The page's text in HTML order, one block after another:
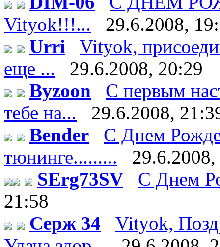
Vityok!!!...
29.6.2008,
Urri
Vityok,
еще ...
29.6.2008, 20:29
Byzoon
С первым
тебе на...
29.6.2008,
Bender
С Днем
тюнинге.........
SErg73SV
С Днем
21:58
Серж 34
Vityok,